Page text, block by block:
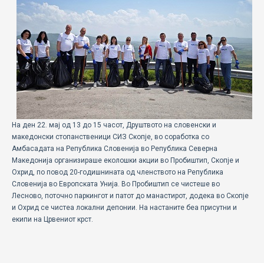
НОВОСТИ
ЗА НАС
ГАЛЕРИЈА
КОНТАКТ
На ден 22. мај од 13 до 15 часот, Друштвото на словенски и
македонски стопанственици СИЗ Скопје, во соработка со
Амбасадата на Република Словенија во Република Северна
Македонија организираше еколошки акции во Пробиштип, Скопје и
Охрид, по повод 20-годишнината од членството на Република
Словенија во Европската Унија. Во Пробиштип се чистеше во
Лесново, поточно паркингот и патот до манастирот, додека во Скопје
и Охрид се чистеа локални депонии. На настаните беа присутни и
екипи на Црвениот крст.